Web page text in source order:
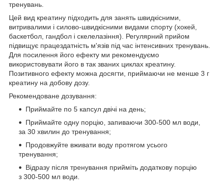
тренувань.
Цей вид креатину підходить для занять швидкісними,
витривалими і силово-швидкісними видами спорту (хокей,
баскетбол, гандбол і скелелазіння). Регулярний прийом
підвищує працездатність м'язів під час інтенсивних тренувань.
Для посилення його ефекту ми рекомендуємо
використовувати його в так званих циклах креатину.
Позитивного ефекту можна досягти, приймаючи не менше 3 г
креатину на добову дозу.
Рекомендоване дозування:
Приймайте по 5 капсул двічі на день;
Приймайте одну порцію, запиваючи 300-500 мл води,
за 30 хвилин до тренування;
Продовжуйте вживати воду протягом усього
тренування;
Відразу після тренування прийміть додаткову порцію
з 300-500 мл води.